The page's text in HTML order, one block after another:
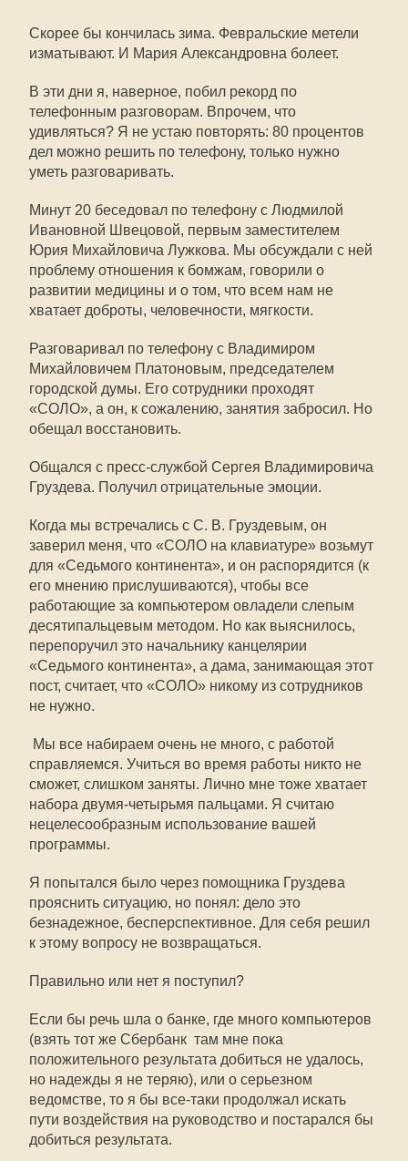
Скорее бы кончилась зима. Февральские метели
изматывают. И Мария Александровна болеет.
В эти дни я, наверное, побил рекорд по
телефонным разговорам. Впрочем, что
удивляться? Я не устаю повторять: 80 процентов
дел можно решить по телефону, только нужно
уметь разговаривать.
Минут 20 беседовал по телефону с Людмилой
Ивановной Швецовой, первым заместителем
Юрия Михайловича Лужкова. Мы обсуждали с ней
проблему отношения к бомжам, говорили о
развитии медицины и о том, что всем нам не
хватает доброты, человечности, мягкости.
Разговаривал по телефону с Владимиром
Михайловичем Платоновым, председателем
городской думы. Его сотрудники проходят
«СОЛО», а он, к сожалению, занятия забросил. Но
обещал восстановить.
Общался с пресс-службой Сергея Владимировича
Груздева. Получил отрицательные эмоции.
Когда мы встречались с С. В. Груздевым, он
заверил меня, что «СОЛО на клавиатуре» возьмут
для «Седьмого континента», и он распорядится (к
его мнению прислушиваются), чтобы все
работающие за компьютером овладели слепым
десятипальцевым методом. Но как выяснилось,
перепоручил это начальнику канцелярии
«Седьмого континента», а дама, занимающая этот
пост, считает, что «СОЛО» никому из сотрудников
не нужно.
 Мы все набираем очень не много, с работой
справляемся. Учиться во время работы никто не
сможет, слишком заняты. Лично мне тоже хватает
набора двумя-четырьмя пальцами. Я считаю
нецелесообразным использование вашей
программы.
Я попытался было через помощника Груздева
прояснить ситуацию, но понял: дело это
безнадежное, бесперспективное. Для себя решил
к этому вопросу не возвращаться.
Правильно или нет я поступил?
Если бы речь шла о банке, где много компьютеров
(взять тот же Сбербанк  там мне пока
положительного результата добиться не удалось,
но надежды я не теряю), или о серьезном
ведомстве, то я бы все-таки продолжал искать
пути воздействия на руководство и постарался бы
добиться результата.